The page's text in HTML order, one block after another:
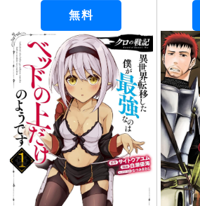
無料